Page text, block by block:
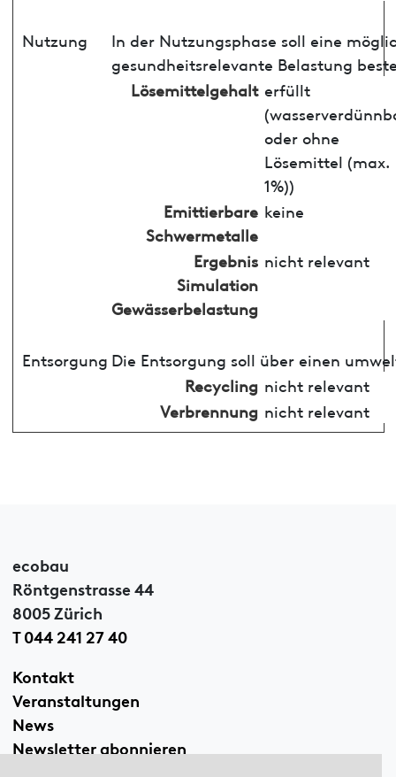
Nutzung
In der Nutzungsphase soll eine
gesundheitsrelevante Belastung
Lösemittelgehalt erfüllt
oder ohne
Lösemittel (max.
1%))
Emittierbare
Schwermetalle
keine
Ergebnis
Simulation
Gewässerbelastung
nicht relevant
Entsorgung Die Entsorgung soll über einen
Recycling nicht relevant
Verbrennung nicht relevant
ecobau
Röntgenstrasse 44
8005 Zürich
T 044 241 27 40
Kontakt
Veranstaltungen
News
Newsletter abonnieren